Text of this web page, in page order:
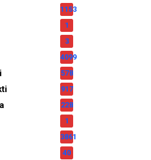
1153
1
3
4099
578
917
228
1
3861
40